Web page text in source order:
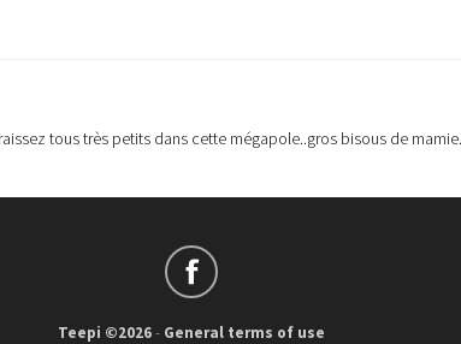
tous très petits dans cette mégapole..gros bisous de mamie.
Teepi ©2026- General terms of use